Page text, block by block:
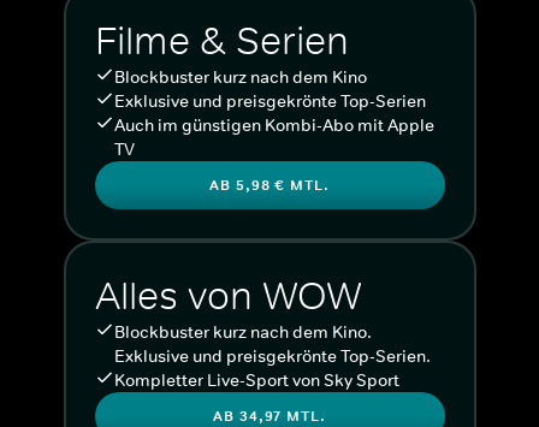
Filme & Serien
Blockbuster kurz nach dem Kino
Exklusive und preisgekrönte Top-Serien
Auch im günstigen Kombi-Abo mit Apple
TV
AB 5,98 € MTL.
Alles von WOW
Blockbuster kurz nach dem Kino.
Exklusive und preisgekrönte Top-Serien.
Kompletter Live-Sport von Sky Sport
AB 34,97 MTL.